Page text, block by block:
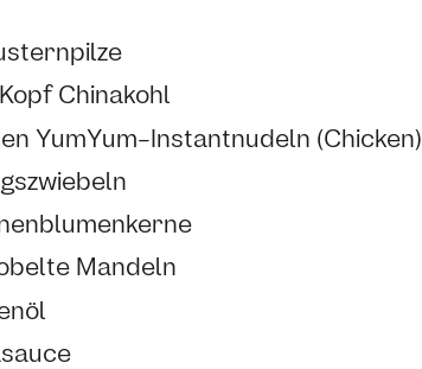
Chinakohl
YumYum-Instantnudeln (Chicken)
Mandeln